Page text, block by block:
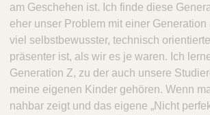
am Geschehen ist. Ich finde diese
eher unser Problem mit einer
viel selbstbewusster, technisch
präsenter ist, als wir es je waren. Ich
Generation Z, zu der auch unsere
meine eigenen Kinder gehören. Wenn
nahbar zeigt und das eigene „Nicht